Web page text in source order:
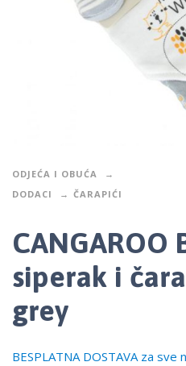
ODJEĆA I OBUĆA
DODACI
ČARAPIĆI
CANGAROO
siperak i
grey
BESPLATNA DOSTAVA za